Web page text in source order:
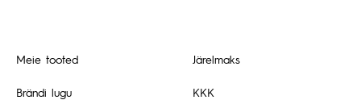
Meie tooted
Brändi lugu
Järelmaks
KKK